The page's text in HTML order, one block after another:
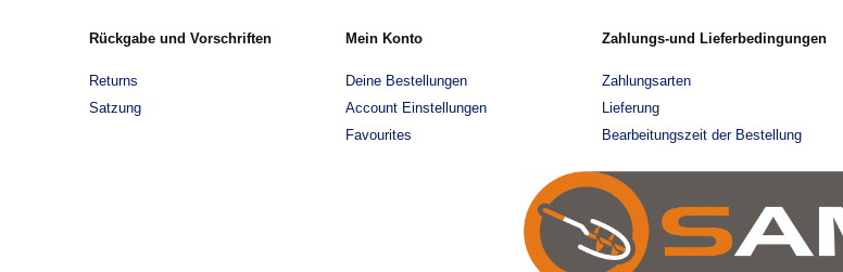
Rückgabe und Vorschriften
Returns
Satzung
Mein Konto
Deine Bestellungen
Account Einstellungen
Favourites
Zahlungs-und Lieferbedingungen
Zahlungsarten
Lieferung
Bearbeitungszeit der Bestellung